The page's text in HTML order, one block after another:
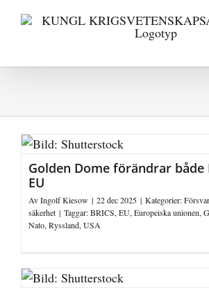
Golden Dome förändrar både
EU
AvIngolf Kiesow | 22 dec 2025 | Kategorier:
säkerhet | Taggar:BRICS, EU, Europeiska unionen,
Nato, Ryssland, USA